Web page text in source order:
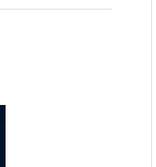
효성중공업, 덴마크에 초고압변
구리시 입주업종 확대…'현대 테
KCC, 실적은 주춤했지만…'매
정점식 "사관학교 통합 정치